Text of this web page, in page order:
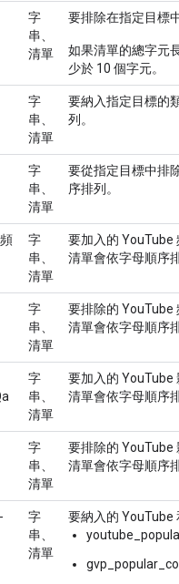
字
串、
清單
要排除在指定目標
如果清單的總字元
少於 10 個字元。
字
串、
清單
要納入指定目標的
列。
字
串、
清單
要從指定目標中排
序排列。
字
串、
清單
要加入的 YouTube
清單會依字母順序
字
串、
清單
要排除的 YouTube
清單會依字母順序
字
串、
清單
要加入的 YouTube
清單會依字母順序
字
串、
清單
要排除的 YouTube
清單會依字母順序
字
串、
清單
要納入的 YouTube